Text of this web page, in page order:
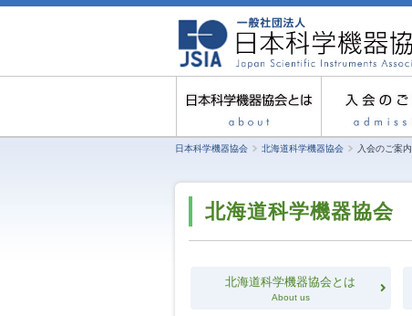
日本科学機器協会 北海道科学機器協会 入会のご案内
北海道科学機器協会
北海道科学機器協会とは
About us